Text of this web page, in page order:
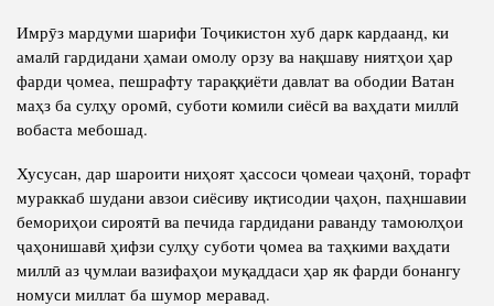
Имрӯз мардуми шарифи Тоҷикистон хуб дарк кардаанд, ки
амалӣ гардидани ҳамаи омолу орзу ва нақшаву ниятҳои ҳар
фарди ҷомеа, пешрафту тараққиёти давлат ва ободии Ватан
маҳз ба сулҳу оромӣ, суботи комили сиёсӣ ва ваҳдати миллӣ
вобаста мебошад.
Хусусан, дар шароити ниҳоят ҳассоси ҷомеаи ҷаҳонӣ, торафт
мураккаб шудани авзои сиёсиву иқтисодии ҷаҳон, паҳншавии
бемориҳои сироятӣ ва печида гардидани раванду тамоюлҳои
ҷаҳонишавӣ ҳифзи сулҳу суботи ҷомеа ва таҳкими ваҳдати
миллӣ аз ҷумлаи вазифаҳои муқаддаси ҳар як фарди бонангу
номуси миллат ба шумор меравад.